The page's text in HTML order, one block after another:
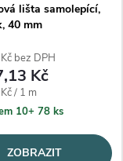
lišta samolepící,
40 mm
bez DPH
Kč
/ 1 m
10+ 78 ks
ZOBRAZIT